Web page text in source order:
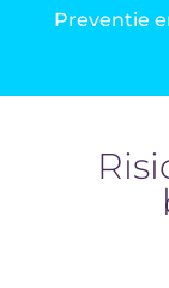
Preventie